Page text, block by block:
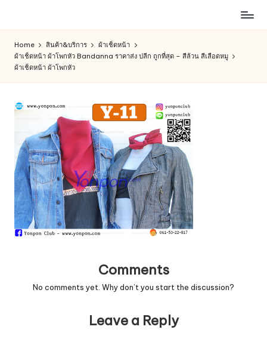
content
สินค้า
ออนไลน์
รัก
Home สินค้า&บริการ
ผ้าเช็ดหน้า
ผ้าเช็ดหน้า ผ้าโพกหัว Bandanna ราคาส่ง ปลีก ถูกที่สุด – สีล้วน สีเลือดหมู
ผ้าเช็ดหน้า ผ้าโพกหัว
Comments
No comments yet. Why don’t you start the discussion?
Leave a Reply